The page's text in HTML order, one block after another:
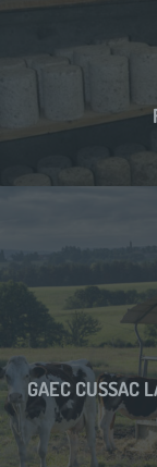
GAEC CUSSAC